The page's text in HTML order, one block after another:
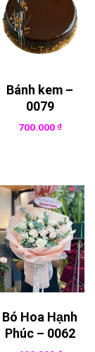
Bánh kem –
0079
700.000₫
Bó Hoa Hạnh
Phúc – 0062